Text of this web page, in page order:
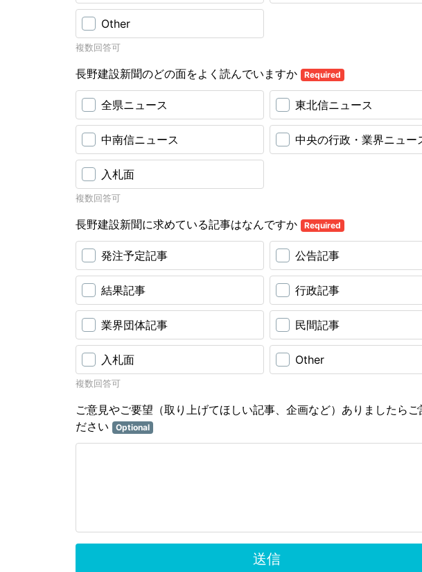
Other
複数回答可
長野建設新聞のどの面をよく読んでいますか Required
全県ニュース 東北信ニュース
中南信ニュース 中央の行政・業界ニュー
入札面
複数回答可
長野建設新聞に求めている記事はなんですか Required
発注予定記事 公告記事
結果記事 行政記事
業界団体記事 民間記事
入札面 Other
複数回答可
ご意見やご要望（取り上げてほしい記事、企画など）ありましたら
ださい
Optional
送信